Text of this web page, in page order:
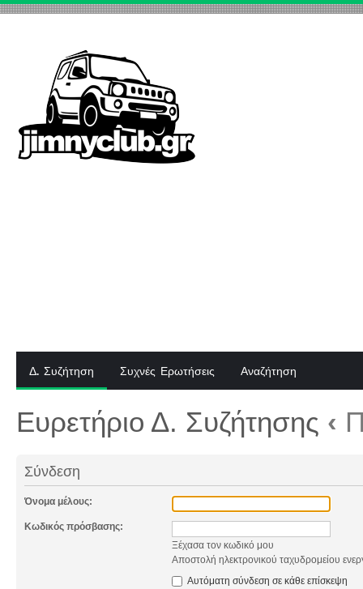
Δ. Συζήτηση Συχνές Ερωτήσεις Αναζήτηση
Ευρετήριο Δ. Συζήτησης ‹
Σύνδεση
Όνομα μέλους:
Κωδικός πρόσβασης:
Ξέχασα τον κωδικό μου
Αποστολή ηλεκτρονικού ταχυδρομείου
Αυτόματη σύνδεση σε κάθε επίσκεψη